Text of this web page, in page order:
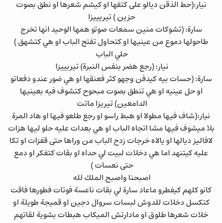
نيار:(حط الذقن ديالو على كتفها او كيشم شعرها او نطق بصوت
حزين ) تيريييزا
سارة: (تشوكات منين سمعات صوتو همها الوحيد انها تخرج
طاحولها دموع من عينيها او كتحاول تفتح الباب او هي كتشهق )
حلي الباب
نيار: (رجع هضر بنفس النبرة) تيريييزا
سارة: (حسات بيه كيدفن وجهو كثر فعنقها او هي ضور عندو دفعاتو
او حل عينيه او هي تنطق بصوت مبحوح كتشوف فيه بعينيها
الدامعين) تيريزا ماتت
نيار:(شاف فيها مطولا او هبط راسو او رجع طلعو فيها او هاد المرة
بلا ميشوف فيها مشا اتجاه الباب او هي بعدات عليه حلو ليها هزات
لافاليز ديالها او يالاه خرجات زدح الباب من وراها حتى قفزات او تكا
عليه كيتنهد اما هي دخلات لبيت لي حداه او بقات كتفكر او دمع
حتى نعسات )
اصبحنا واصبح الملك لله
كانو كلهم كيفطرو ماعاد سارة لي بقات ناعسة فوتات فطورها فاقت
كتكسل دخلات للدوش لبسات سروال دجين او قميجة طويلة او
خلات شعرها طلوق او مادارتش الميكاب هبطات بشوية لقاتهم